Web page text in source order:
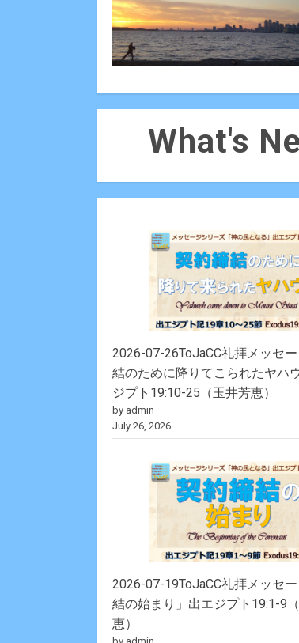
What's
2026-07-26ToJaCC礼拝メッセ
結のために降りてこられたヤハ
ジプト19:10-25（玉井芳恵）
by admin
July 26, 2026
2026-07-19ToJaCC礼拝メッセ
結の始まり」出エジプト19:1-9
恵）